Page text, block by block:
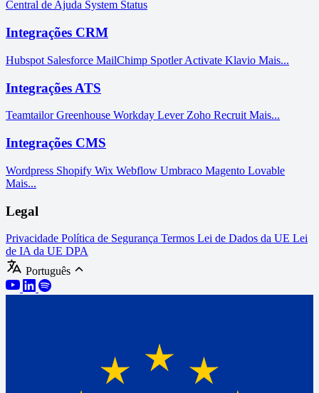
Central de Ajuda System Status
Integrações CRM
Hubspot Salesforce MailChimp Spotler Activate Klavio Mais...
Integrações ATS
TeamtailorGreenhouse Workday Lever Zoho Recruit Mais...
Integrações CMS
Wordpress Shopify Wix Webflow Umbraco Magento Lovable
Mais...
Legal
Privacidade Política de Segurança Termos Lei de Dados da UE Lei
de IA da UE DPA
Português